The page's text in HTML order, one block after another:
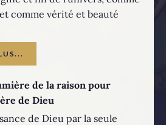
comme vérité et beauté
de la raison pour
de Dieu
de Dieu par la seule